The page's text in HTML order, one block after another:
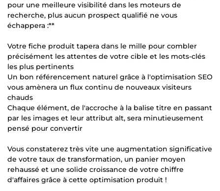
pour une meilleure visibilité dans les moteurs de
recherche, plus aucun prospect qualifié ne vous
échappera :**
Votre fiche produit tapera dans le mille pour combler
précisément les attentes de votre cible et les mots-clés
les plus pertinents
Un bon référencement naturel grâce à l'optimisation SEO
vous amènera un flux continu de nouveaux visiteurs
chauds
Chaque élément, de l'accroche à la balise titre en passant
par les images et leur attribut alt, sera minutieusement
pensé pour convertir
Vous constaterez très vite une augmentation significative
de votre taux de transformation, un panier moyen
rehaussé et une solide croissance de votre chiffre
d'affaires grâce à cette optimisation produit !